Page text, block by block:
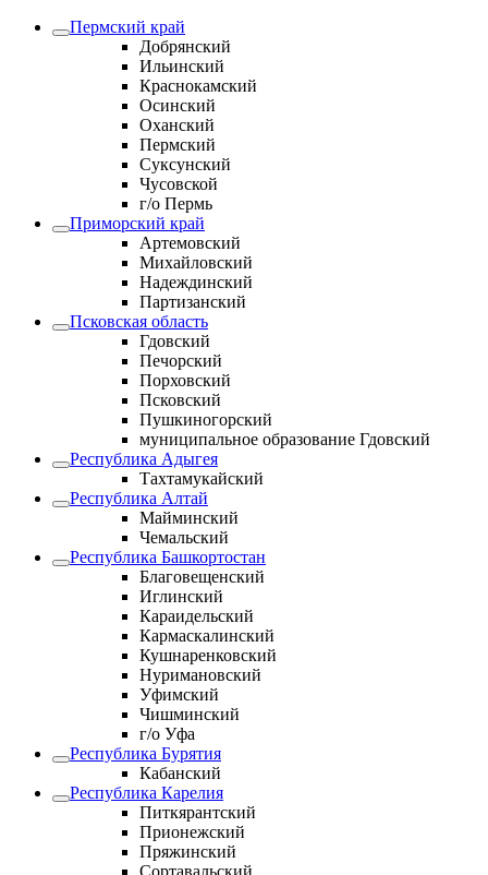
Пермский край
Добрянский
Ильинский
Краснокамский
Осинский
Оханский
Пермский
Суксунский
Чусовской
г/о Пермь
Приморский край
Артемовский
Михайловский
Надеждинский
Партизанский
Псковская область
Гдовский
Печорский
Порховский
Псковский
Пушкиногорский
муниципальное образование Гдовский
Республика Адыгея
Тахтамукайский
Республика Алтай
Майминский
Чемальский
Республика Башкортостан
Благовещенский
Иглинский
Караидельский
Кармаскалинский
Кушнаренковский
Нуримановский
Уфимский
Чишминский
г/о Уфа
Республика Бурятия
Кабанский
Республика Карелия
Питкярантский
Прионежский
Пряжинский
Сортавальский